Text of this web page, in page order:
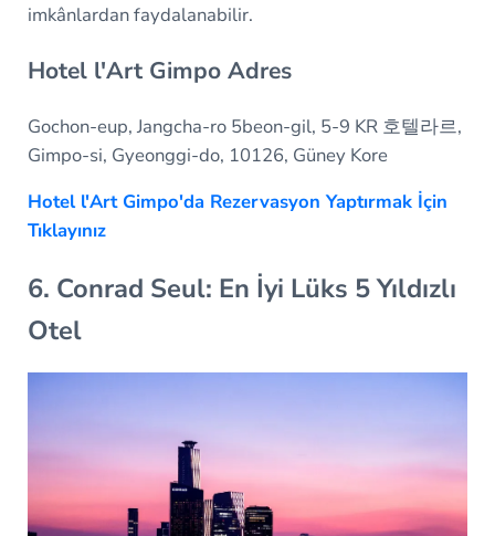
imkânlardan faydalanabilir.
Hotel l'Art Gimpo Adres
Gochon-eup, Jangcha-ro 5beon-gil, 5-9 KR 호텔라르,
Gimpo-si, Gyeonggi-do, 10126, Güney Kore
Hotel l'Art Gimpo'da Rezervasyon Yaptırmak İçin
Tıklayınız
6. Conrad Seul: En İyi Lüks 5 Yıldızlı
Otel